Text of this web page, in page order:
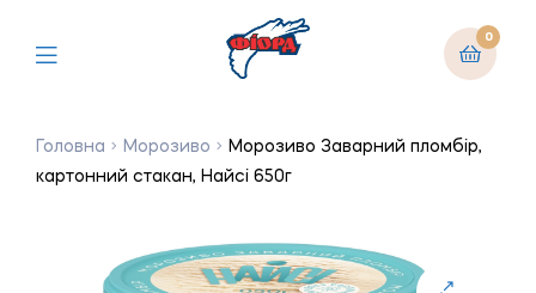
0
Головна Морозиво
Морозиво Заварний пломбір,
картонний стакан, Найсі 650г